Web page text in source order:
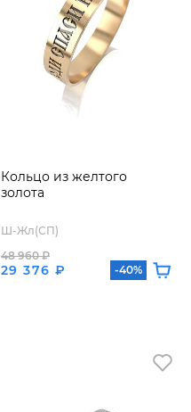
Кольцо из желтого
золота
Ш-Жл(СП)
29 376 ₽
48 960 ₽
-40%